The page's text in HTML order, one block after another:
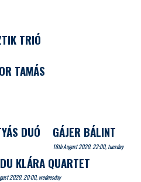
TRIÓ
TAMÁS
DUÓ GÁJER BÁLINT
18th August 2020. 22:00, tuesday
KLÁRA QUARTET
2020. 20:00, wednesday